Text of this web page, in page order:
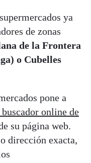
ya
de zonas
de la Frontera
o Cubelles
pone a
buscador online de
su página web.
dirección exacta,